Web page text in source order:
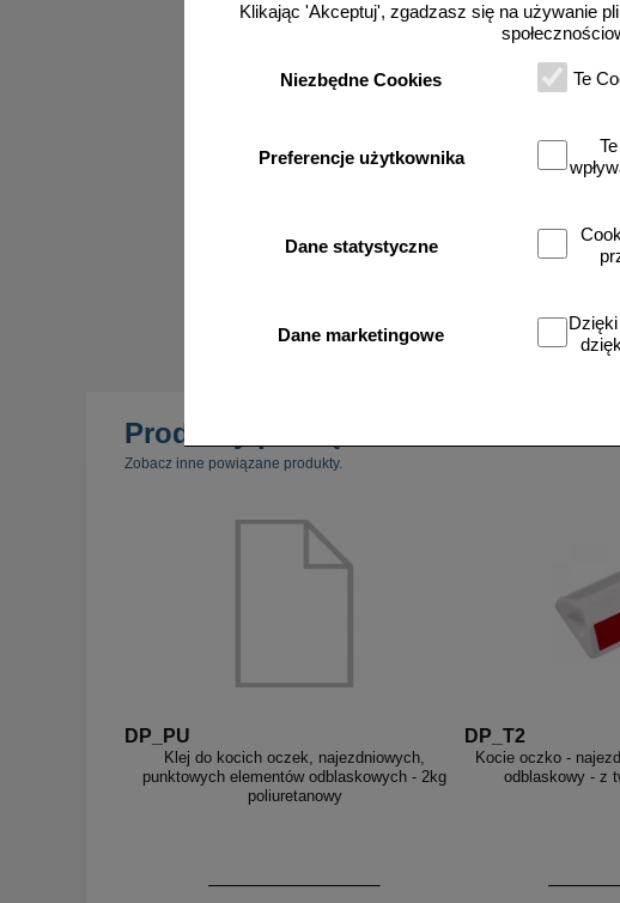
Klikając 'Akceptuj', zgadzasz się na używanie
Niezbędne Cookies
Te
Preferencje użytkownika
Dane statystyczne
Dane marketingowe
Instrukcja
znakowo.pl GPSR
Masz
Produkty powiązane
Zobacz inne powiązane produkty.
DP_PU
Klej do kocich oczek, najezdniowych,
punktowych elementów odblaskowych - 2kg
poliuretanowy
DP_T2
Kocie oczko -
odblaskowy - z